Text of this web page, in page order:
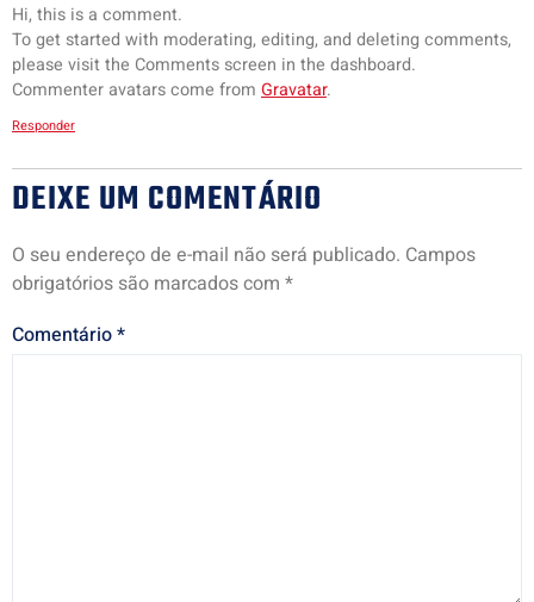
Hi, this is a comment.
To get started with moderating, editing, and deleting comments,
please visit the Comments screen in the dashboard.
Commenter avatars come from Gravatar.
Responder
DEIXE UM COMENTÁRIO
O seu endereço de e-mail não será publicado. Campos
obrigatórios são marcados com *
Comentário*